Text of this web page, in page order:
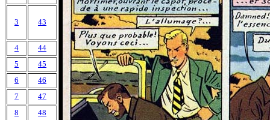
3 43
4
44
5
45
6
46
7
47
8
48